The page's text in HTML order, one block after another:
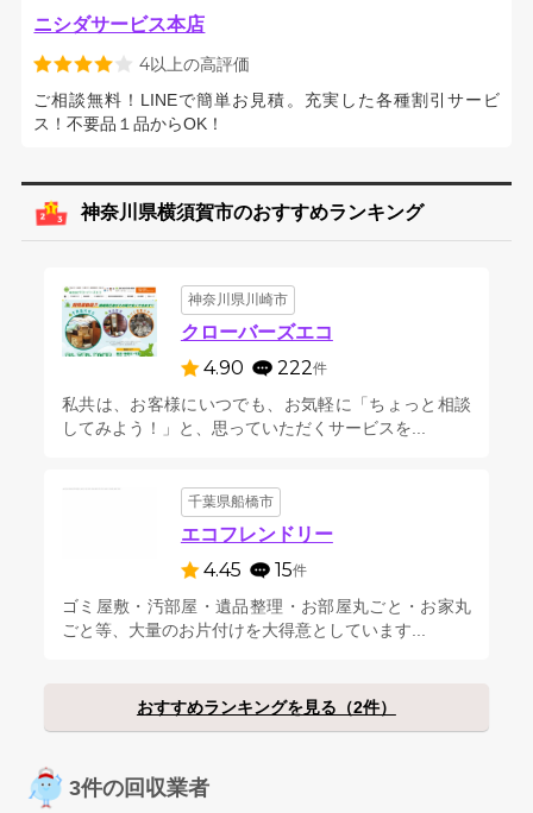
ニシダサービス本店
4以上の高評価
ご相談無料！LINEで簡単お見積。充実した各種割引サービ
ス！不要品１品からOK！
神奈川県横須賀市のおすすめランキング
神奈川県川崎市
クローバーズエコ
4.90 222件
私共は、お客様にいつでも、お気軽に「ちょっと相談
してみよう！」と、思っていただくサービスを...
千葉県船橋市
エコフレンドリー
4.45 15件
ゴミ屋敷・汚部屋・遺品整理・お部屋丸ごと・お家丸
ごと等、大量のお片付けを大得意としています...
おすすめランキングを見る（2件）
3件の回収業者